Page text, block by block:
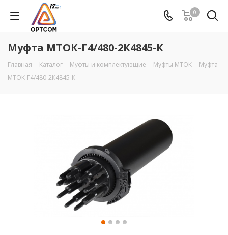
0
Муфта МТОК-Г4/480-2К4845-К
Главная - Каталог - Муфты и комплектующие - Муфты МТОК - Муфта
МТОК-Г4/480-2К4845-К